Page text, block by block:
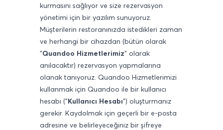
kurmasını sağlıyor ve size rezervasyon
yönetimi için bir yazılım sunuyoruz.
Müşterilerin restoranınızda istedikleri zaman
ve herhangi bir cihazdan (bütün olarak
"Quandoo Hizmetlerimiz" olarak
anılacaktır) rezervasyon yapmalarına
olanak tanıyoruz. Quandoo Hizmetlerimizi
kullanmak için Quandoo ile bir kullanıcı
hesabı ("Kullanıcı Hesabı") oluşturmanız
gerekir. Kaydolmak için geçerli bir e-posta
adresine ve belirleyeceğiniz bir şifreye